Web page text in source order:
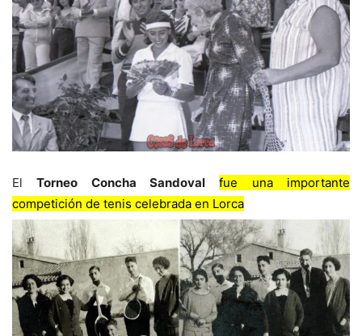
ElTorneo Concha Sandoval
fue una importante
competición de tenis celebrada en Lorca